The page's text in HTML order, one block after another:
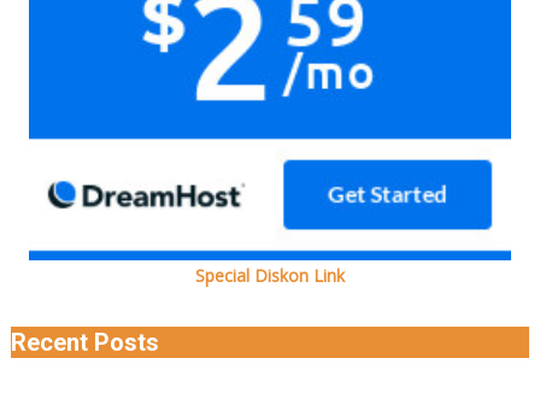
Special Diskon Link
Recent Posts